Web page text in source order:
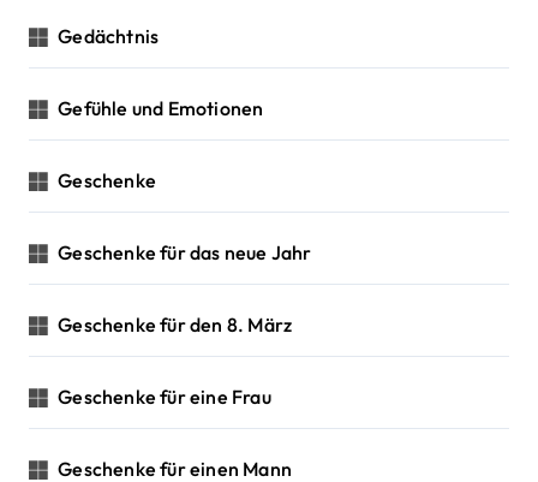
Gedächtnis
Gefühle und Emotionen
Geschenke
Geschenke für das neue Jahr
Geschenke für den 8. März
Geschenke für eine Frau
Geschenke für einen Mann